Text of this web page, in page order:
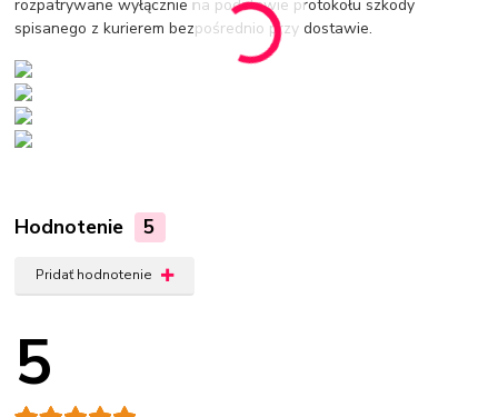
rozpatrywane wyłącznie na podstawie protokołu szkody
spisanego z kurierem bezpośrednio przy dostawie.
Hodnotenie 5
Pridať hodnotenie
5